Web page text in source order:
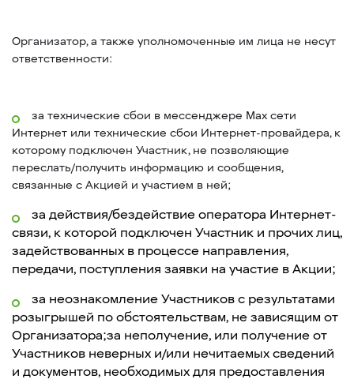
Организатор, а также уполномоченные им лица не несут
ответственности:
за технические сбои в мессенджере Max сети
Интернет или технические сбои Интернет-провайдера, к
которому подключен Участник, не позволяющие
переслать/получить информацию и сообщения,
связанные с Акцией и участием в ней;
за действия/бездействие оператора Интернет-
связи, к которой подключен Участник и прочих лиц,
задействованных в процессе направления,
передачи, поступления заявки на участие в Акции;
за неознакомление Участников с результатами
розыгрышей по обстоятельствам, не зависящим от
Организатора;за неполучение, или получение от
Участников неверных и/или нечитаемых сведений
и документов, необходимых для предоставления